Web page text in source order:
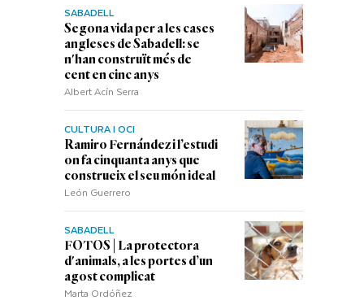
SABADELL
Segona vida per a les cases
angleses de Sabadell: se
n'han construït més de
cent en cinc anys
Albert Acín Serra
CULTURA I OCI
Ramiro Fernández i l’estudi
on fa cinquanta anys que
construeix el seu món ideal
León Guerrero
SABADELL
FOTOS | La protectora
d'animals, a les portes d’un
agost complicat
Marta Ordóñez